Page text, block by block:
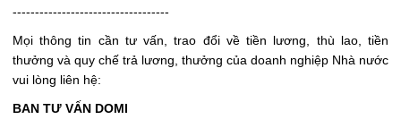
-----------------------------------
Mọi thông tin cần tư vấn, trao đổi về tiền lương, thù lao, tiền
thưởng và quy chế trả lương, thưởng của doanh nghiệp Nhà nước
vui lòng liên hệ:
BAN TƯ VẤN DOMI